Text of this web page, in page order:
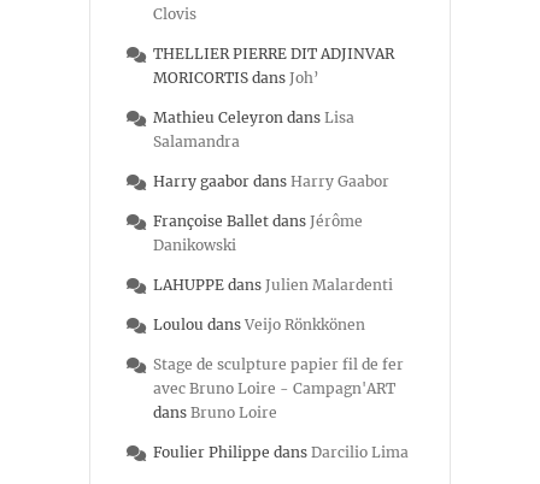
Clovis
THELLIER PIERRE DIT ADJINVAR
MORICORTIS dans Joh’
Mathieu Celeyron dans Lisa
Salamandra
Harry gaabor dans Harry Gaabor
Françoise Ballet dans Jérôme
Danikowski
LAHUPPE dans Julien Malardenti
Loulou dans Veijo Rönkkönen
Stage de sculpture papier fil de fer
avec Bruno Loire - Campagn'ART
dans Bruno Loire
Foulier Philippe dans Darcilio Lima